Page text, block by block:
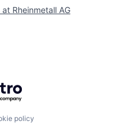
at Rheinmetall AG
Getro.com
policy